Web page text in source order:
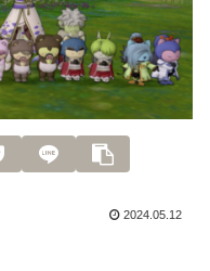
2024.05.12